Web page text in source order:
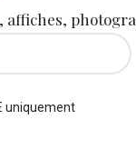
uniquement